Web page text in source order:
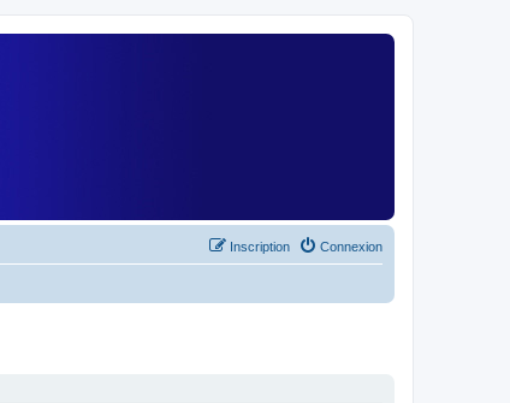
Connexion
Inscription